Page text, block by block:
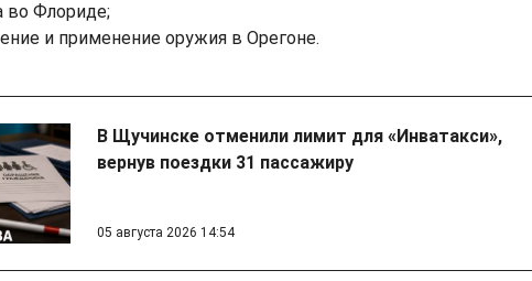
во Флориде;
и применение оружия в Орегоне.
В Щучинске отменили лимит для «Инватакси»,
вернув поездки 31 пассажиру
05 августа 2026 14:54